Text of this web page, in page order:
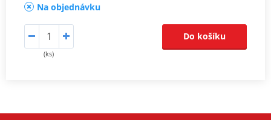
Na objednávku
(ks)
Do košíku